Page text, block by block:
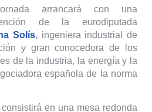
arrancará con una
de la eurodiputada
Solís, ingeniera industrial de
y gran conocedora de los
de la industria, la energía y la
española de la norma
en una mesa redonda